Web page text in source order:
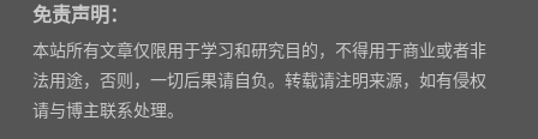
免责声明：
本站所有文章仅限用于学习和研究目的，不得用于商业或者非
法用途，否则，一切后果请自负。转载请注明来源，如有侵权
请与博主联系处理。